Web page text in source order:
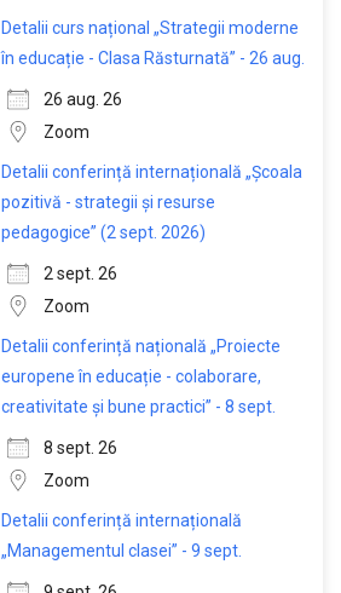
Detalii curs național „Strategii moderne
în educație - Clasa Răsturnată” - 26 aug.
26 aug. 26
Zoom
Detalii conferință internațională „Școala
pozitivă - strategii și resurse
pedagogice” (2 sept. 2026)
2 sept. 26
Zoom
Detalii conferință națională „Proiecte
europene în educație - colaborare,
creativitate și bune practici” - 8 sept.
8 sept. 26
Zoom
Detalii conferință internațională
„Managementul clasei” - 9 sept.